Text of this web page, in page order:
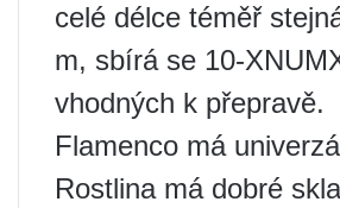
celé délce téměř
m, sbírá se 10-
vhodných k přepravě.
Flamenco má
Rostlina má dobré